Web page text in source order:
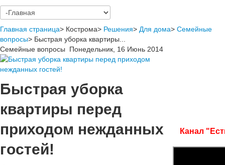
Главная страница> Кострома> Решения> Для дома> Семейные
вопросы> Быстрая уборка квартиры...
Семейные вопросы
Понедельник, 16 Июнь 2014
Быстрая уборка
квартиры перед
приходом нежданных
гостей!
Канал